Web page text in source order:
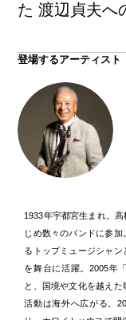
た 渡辺貞夫へ
登場するアーティスト
1933年宇都宮生まれ。
じめ数々のバンドに参
るトップミュージシャ
を舞台に活躍。2005年
と、国境や文化を越え
活動は海外へ広がる。